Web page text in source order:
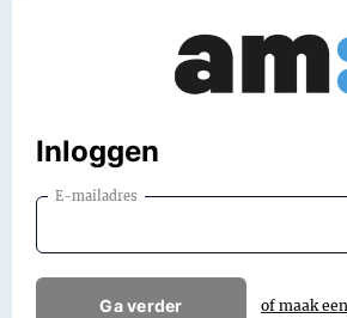
Inloggen
E-mailadres
Ga verder of maak